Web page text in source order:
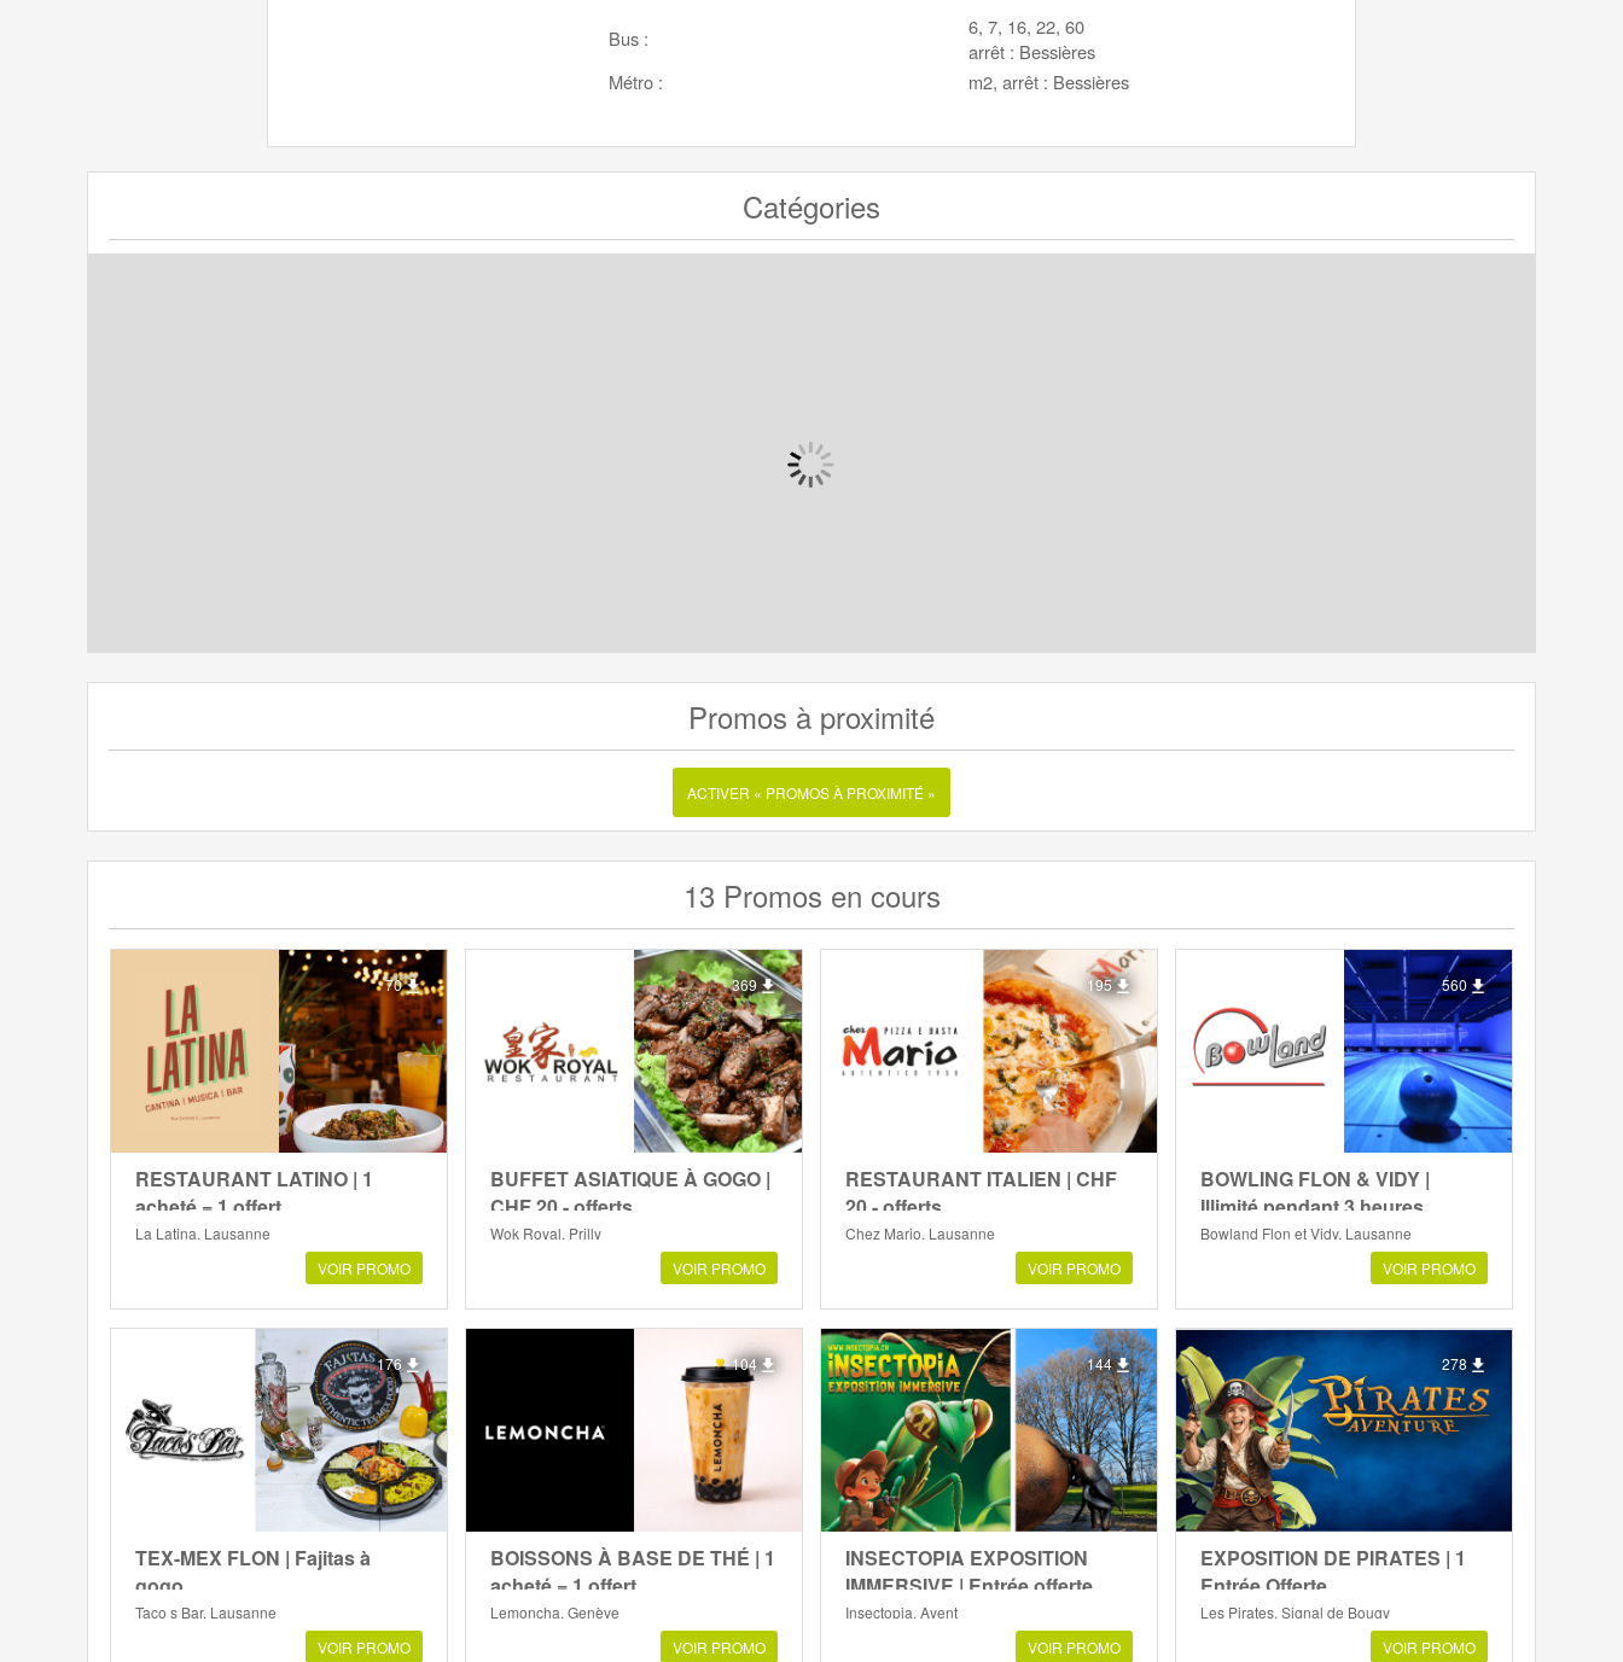
Bus :
6, 7, 16, 22, 60
arrêt : Bessières
Métro :
m2, arrêt : Bessières
Catégories
Promos à proximité
ACTIVER « PROMOS À PROXIMITÉ »
13 Promos en cours
70
RESTAURANT LATINO | 1
acheté = 1 offert
La Latina, Lausanne
VOIR PROMO
369
BUFFET ASIATIQUE À GOGO |
CHF 20.- offerts
Wok Royal, Prilly
VOIR PROMO
195
RESTAURANT ITALIEN | CHF
20.- offerts
Chez Mario, Lausanne
VOIR PROMO
560
BOWLING FLON & VIDY |
Illimité pendant 3 heures
Bowland Flon et Vidy, Lausanne
VOIR PROMO
176
TEX-MEX FLON | Fajitas à
gogo
Taco s Bar, Lausanne
VOIR PROMO
104
BOISSONS À BASE DE THÉ | 1
acheté = 1 offert
Lemoncha, Genève
VOIR PROMO
144
INSECTOPIA EXPOSITION
IMMERSIVE | Entrée offerte
Insectopia, Ayent
VOIR PROMO
278
EXPOSITION DE PIRATES | 1
Entrée Offerte
Les Pirates, Signal de Bougy
VOIR PROMO